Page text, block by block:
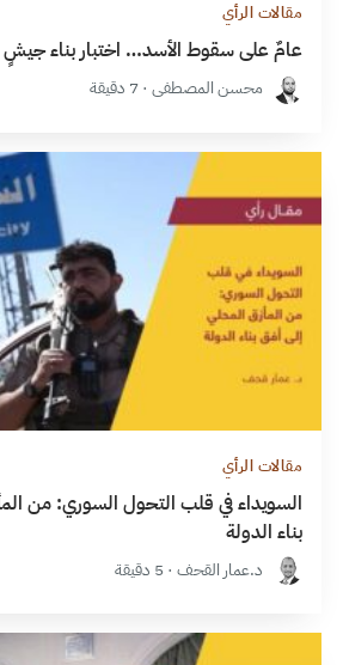
مقالات الرأي
عامٌ على سقوط الأسد… اختبار بناء جيشٍ
محسن المصطفى · 7 دقيقة
مقالات الرأي
السويداء في قلب التحول السوري: من
بناء الدولة
د.عمار القحف · 5 دقيقة